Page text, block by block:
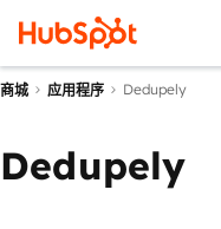
商城 应用程序 Dedupely
Dedupely